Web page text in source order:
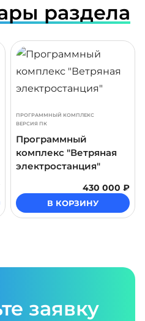
раздела
ПРОГРАММНЫЙ КОМПЛЕКС
ВЕРСИЯ ПК
Программный
комплекс "Ветряная
электростанция"
430 000 ₽
В КОРЗИНУ
заявку